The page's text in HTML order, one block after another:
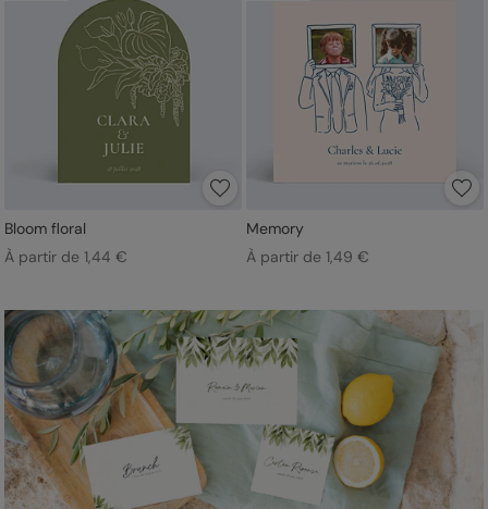
Bloom floral
À partir de 1,44 €
Memory
À partir de 1,49 €